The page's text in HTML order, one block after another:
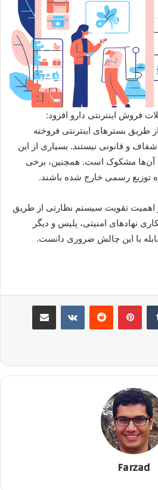
فروش اینترنتی دارو افزود:
طریق بسترهای اینترنتی فروخته
و قانونی نیستند. بسیاری از این
آن‌ها مشکوک است. همچنین، برخی
توزیع رسمی خارج شده باشند.
اهمیت تقویت سیستم نظارتی از طریق
نهادهای امنیتی، پلیس و دیگر
با این چالش ضروری دانست.
‫تامبلر پینترست‫رددیت ‫VKontakteاشتراک گذاری از طریق ایمیل
Farzad